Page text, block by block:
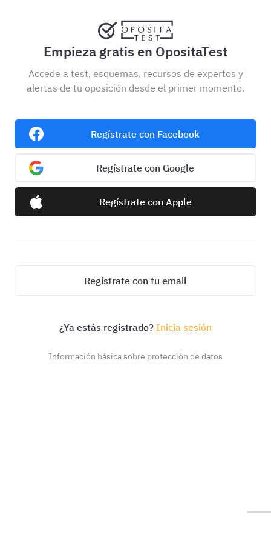
Empieza gratis en OpositaTest
Accede a test, esquemas, recursos de expertos y
alertas de tu oposición desde el primer momento.
Regístrate con Facebook
Regístrate con Google
Regístrate con Apple
Regístrate con tu email
¿Ya estás registrado? Inicia sesión
Información básica sobre protección de datos